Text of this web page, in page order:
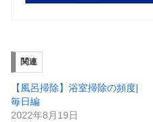
関連
【風呂掃除】浴室掃除の頻度|
毎日編
2022年8月19日